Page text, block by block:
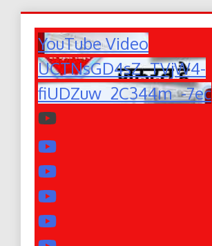
YouTube Video
UCTNsGD4sZ_TVjW4-
fiUDZuw_2C344m_-7ec